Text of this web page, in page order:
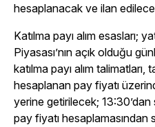
hesaplanacak ve ilan
Katılma payı alım esasları;
Piyasası’nın açık olduğu
katılma payı alım talimatları,
hesaplanan pay fiyatı
yerine getirilecek; 13:30’dan
pay fiyatı